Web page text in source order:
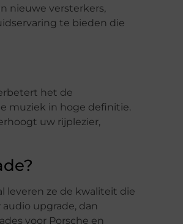
nieuwe versterkers,
te bieden die
het de
muziek in hoge definitie.
uw rijplezier,
leveren ze de kwaliteit die
upgrade, dan
voor Porsche en